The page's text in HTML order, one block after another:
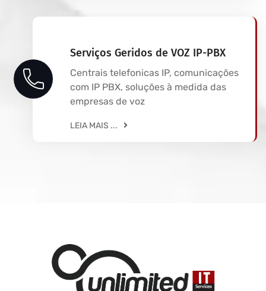
Serviços Geridos de VOZ IP-PBX
Centrais telefonicas IP, comunicações
com IP PBX, soluções à medida das
empresas de voz
LEIA MAIS ...